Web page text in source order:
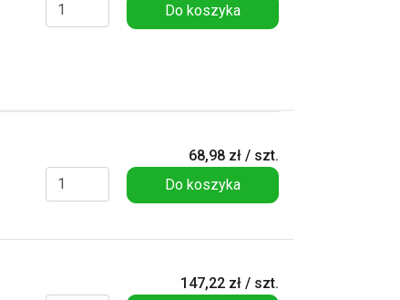
Do koszyka
68,98 zł / szt.
Do koszyka
147,22 zł / szt.